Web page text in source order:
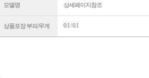
모델명 상세페이지참조
상품포장 부피/무게 0.1 / 0.1